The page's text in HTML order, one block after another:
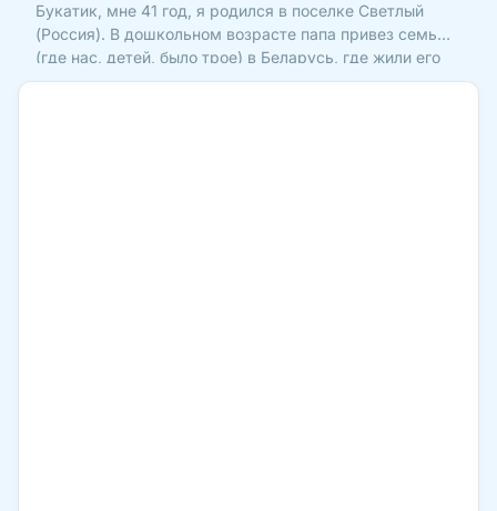
Букатик, мне 41 год, я родился в поселке Светлый
(Россия). В дошкольном возрасте папа привез семью
(где нас, детей, было трое) в Беларусь, где жили его
родители. С раннего детства мне хотелось побыстрее